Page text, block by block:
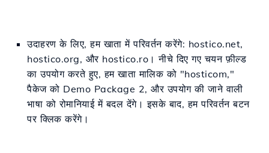
उदाहरण के लिए, हम खाता में परिवर्तन करेंगे: hostico.net,
hostico.org, और hostico.ro। नीचे दिए गए चयन फ़ील्ड
का उपयोग करते हुए, हम खाता मालिक को "hosticom,"
पैकेज को Demo Package 2, और उपयोग की जाने वाली
भाषा को रोमानियाई में बदल देंगे। इसके बाद, हम परिवर्तन बटन
पर क्लिक करेंगे।